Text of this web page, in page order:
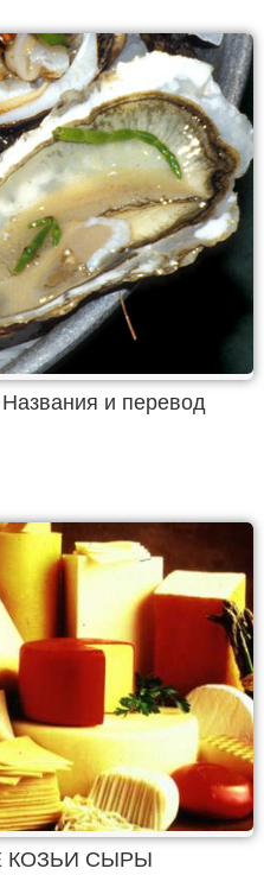
и перевод
КОЗЬИ СЫРЫ